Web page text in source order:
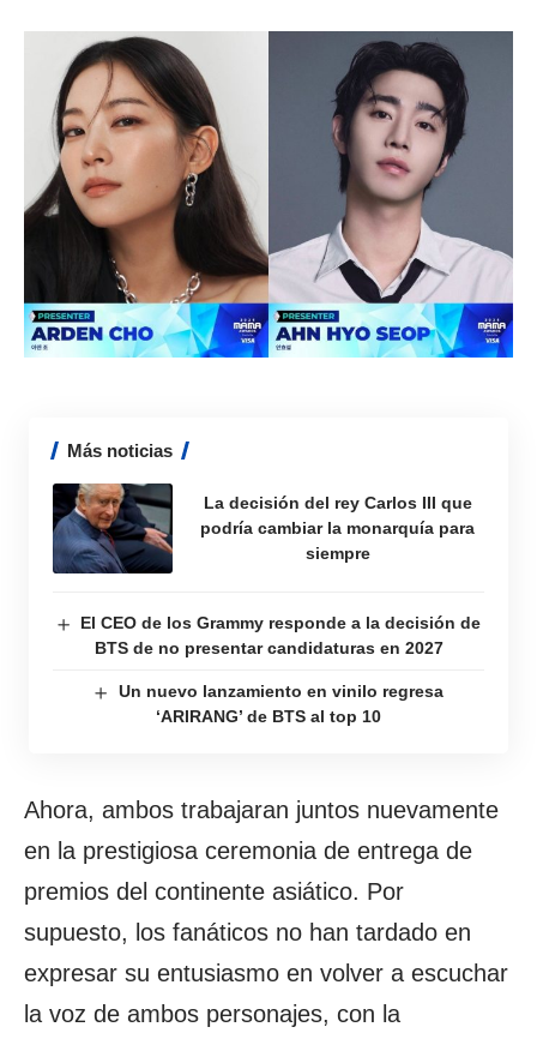
Más noticias
La decisión del rey Carlos III que
podría cambiar la monarquía para
siempre
El CEO de los Grammy responde a la decisión de
BTS de no presentar candidaturas en 2027
Un nuevo lanzamiento en vinilo regresa
‘ARIRANG’ de BTS al top 10
Ahora, ambos trabajaran juntos nuevamente
en la prestigiosa ceremonia de entrega de
premios del continente asiático. Por
supuesto, los fanáticos no han tardado en
expresar su entusiasmo en volver a escuchar
la voz de ambos personajes, con la